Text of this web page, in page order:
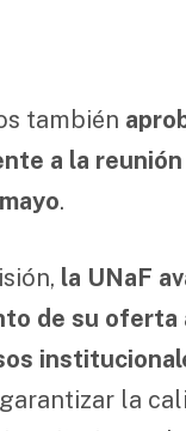
también
a la
.
la UNaF
de su oferta
la